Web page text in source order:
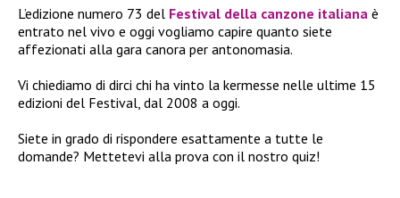
L’edizione numero 73 del Festival della canzone italiana è
entrato nel vivo e oggi vogliamo capire quanto siete
affezionati alla gara canora per antonomasia.
Vi chiediamo di dirci chi ha vinto la kermesse nelle ultime 15
edizioni del Festival, dal 2008 a oggi.
Siete in grado di rispondere esattamente a tutte le
domande? Mettetevi alla prova con il nostro quiz!